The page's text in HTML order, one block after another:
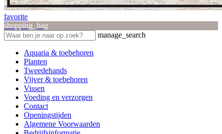
favorite
shopping_bag
manage_search
Aquaria & toebehoren
Planten
Tweedehands
Vijver & toebehoren
Vissen
Voeding en verzorgen
Contact
Openingstijden
Algemene Voorwaarden